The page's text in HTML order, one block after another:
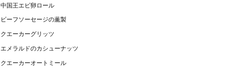
中国王エビ卵ロール
ビーフソーセージの薫製
クエーカーグリッツ
エメラルドのカシューナッツ
クエーカーオートミール